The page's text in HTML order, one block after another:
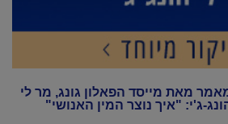
מאת מייסד הפאלון גונג, מר לי
ג'י: "איך נוצר המין האנושי"